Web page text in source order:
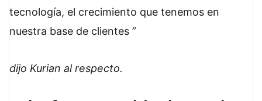
tecnología, el crecimiento que tenemos en
nuestra base de clientes
dijo Kurian al respecto.